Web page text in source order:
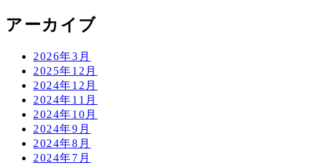
アーカイブ
2026年3月
2025年12月
2024年12月
2024年11月
2024年10月
2024年9月
2024年8月
2024年7月